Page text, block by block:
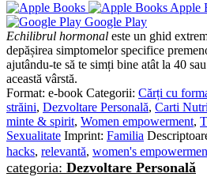
Apple
Google Play
Echilibrul hormonal este un ghid
depășirea simptomelor specifice
ajutându-te să te simți bine atât la 40
această vârstă.
Format: e-book Categorii: Cărți cu
străini, Dezvoltare Personală, Carti
minte & spirit, Women empowerment,
Sexualitate Imprint: Familia
hacks, relevantă, women's
categoria: Dezvoltare Personală